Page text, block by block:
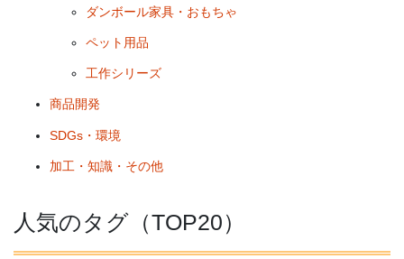
ダンボール家具・おもちゃ
ペット用品
工作シリーズ
商品開発
SDGs・環境
加工・知識・その他
人気のタグ（TOP20）